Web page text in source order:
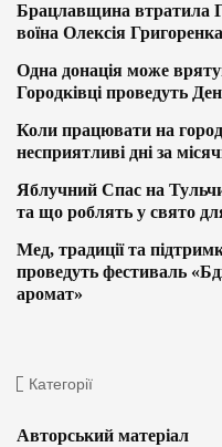
Брацлавщина втратила
воїна Олексія Григоренка
Одна донація може
Городківці проведуть
Коли працювати на
несприятливі дні за
Яблучний Спас на
та що роблять у свято
Мед, традиції та
проведуть фестиваль
аромат»
Категорії
Авторський матеріал